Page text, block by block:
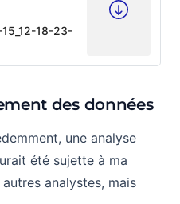
18-23-
des données
une analyse
été sujette à ma
analystes, mais